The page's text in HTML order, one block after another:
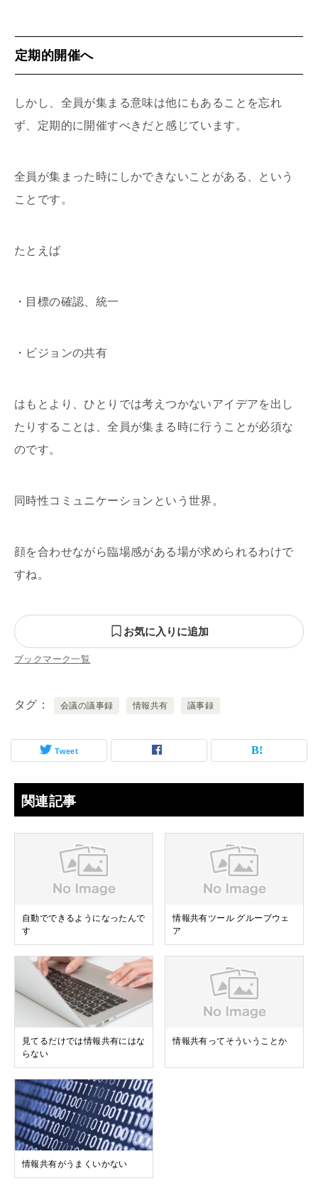
定期的開催へ
しかし、全員が集まる意味は他にもあることを忘れ
ず、定期的に開催すべきだと感じています。
全員が集まった時にしかできないことがある、という
ことです。
たとえば
・目標の確認、統一
・ビジョンの共有
はもとより、ひとりでは考えつかないアイデアを出し
たりすることは、全員が集まる時に行うことが必須な
のです。
同時性コミュニケーションという世界。
顔を合わせながら臨場感がある場が求められるわけで
すね。
お気に入りに追加
ブックマーク一覧
タグ 会議の議事録 情報共有 議事録
Tweet
関連記事
自動でできるようになったんで
す
情報共有ツール グループウェ
ア
見てるだけでは情報共有にはな
らない
情報共有ってそういうことか
情報共有がうまくいかない